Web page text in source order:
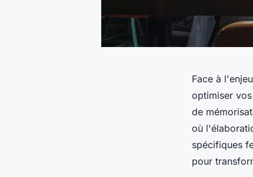
Face à
optimiser
de
où
spécifiques
pour